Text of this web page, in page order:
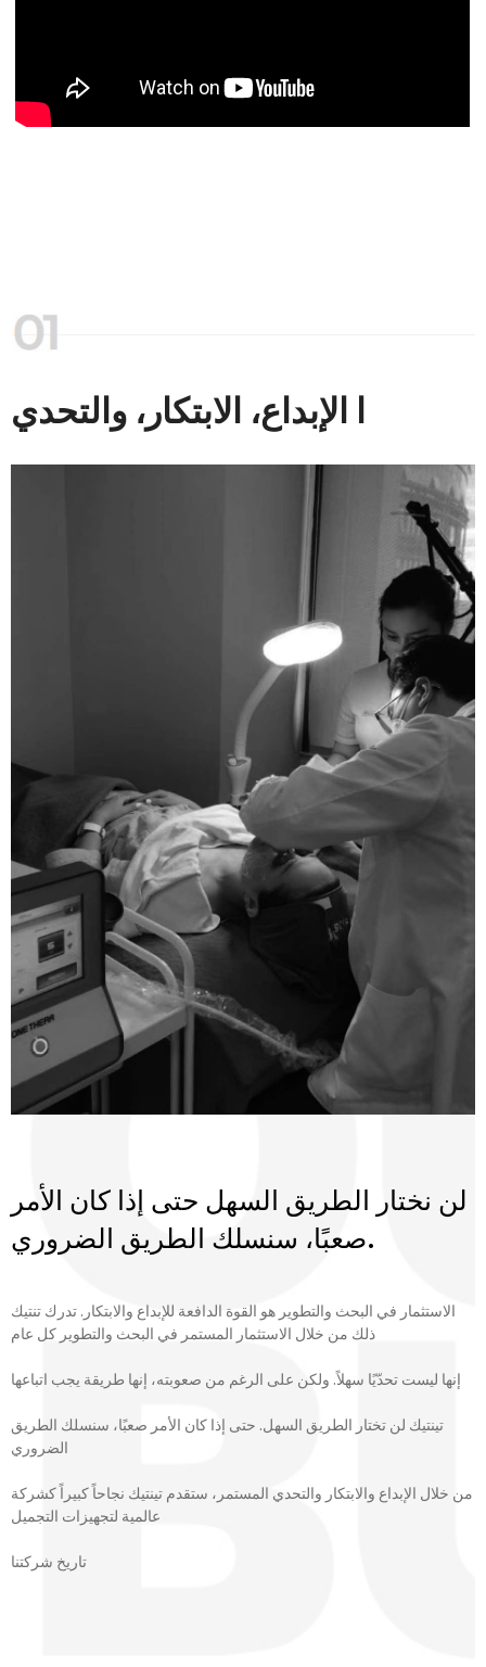
ا الإبداع، الابتكار، والتحدي
لن نختار الطريق السهل حتى إذا كان الأمر
صعبًا، سنسلك الطريق الضروري.
الاستثمار في البحث والتطوير هو القوة الدافعة للإبداع والابتكار. تدرك تنتيك
ذلك من خلال الاستثمار المستمر في البحث والتطوير كل عام
إنها ليست تحدّيًا سهلاً. ولكن على الرغم من صعوبته، إنها طريقة يجب اتباعها
تينتيك لن تختار الطريق السهل. حتى إذا كان الأمر صعبًا، سنسلك الطريق
الضروري
من خلال الإبداع والابتكار والتحدي المستمر، ستقدم تينتيك نجاحاً كبيراً كشركة
عالمية لتجهيزات التجميل
تاريخ شركتنا